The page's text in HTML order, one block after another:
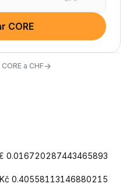
CORE
a CHF→
0.016720287443465893
Kč 0.40558113146880215